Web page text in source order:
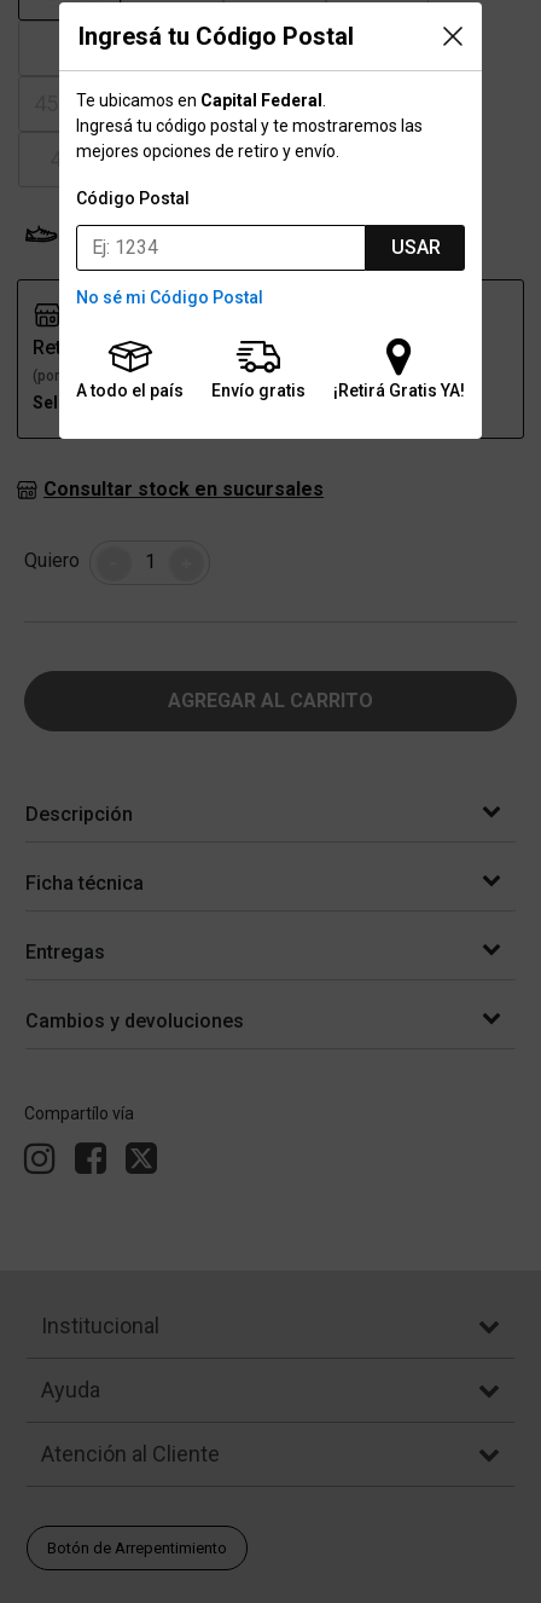
Ingresá tu Código Postal
Te ubicamos en Capital Federal
Ingresá tu código postal y te mostraremos las
mejores opciones de retiro y envío.
Código Postal
USAR
No sé mi Código Postal
A todo el país Envío gratis ¡Retirá Gratis YA!
43 43.5 44
45-45.5 46 46.5
48.5
Probador Virtual
Retiro
(por una sucursal)
Seleccioná talle Seleccioná talle
Consultar stock en sucursales
Quiero Cantidad
AGREGAR AL CARRITO
Descripción
Ficha técnica
Entregas
Cambios y devoluciones
Compartílo vía
Institucional
Ayuda
Atención al Cliente
Botón de Arrepentimiento